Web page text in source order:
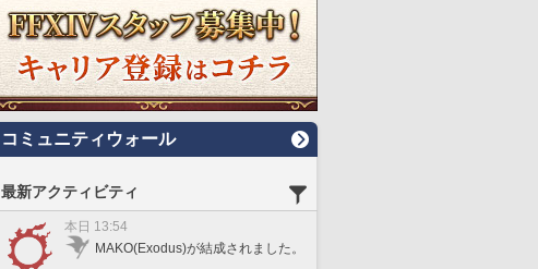
コミュニティウォール
最新アクティビティ
本日 13:54
MAKO(Exodus)が結成されました。